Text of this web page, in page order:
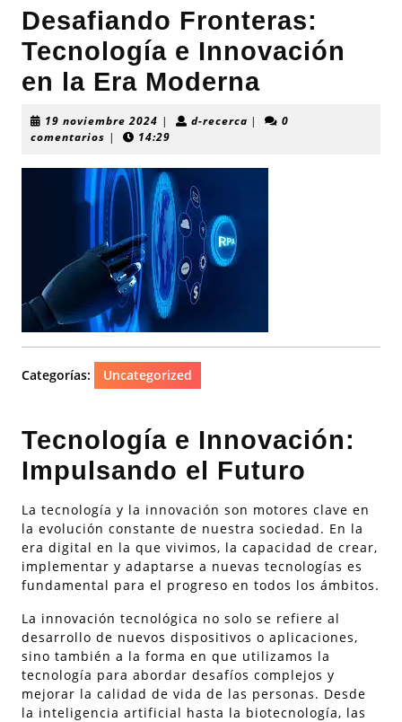
Desafiando Fronteras:
Tecnología e Innovación
en la Era Moderna
19 noviembre 2024 19
noviembre
| d-recercad-|
0
comentarios | 14:29
Categorías: Uncategorized
Tecnología e Innovación:
Impulsando el Futuro
La tecnología y la innovación son motores clave en
la evolución constante de nuestra sociedad. En la
era digital en la que vivimos, la capacidad de crear,
implementar y adaptarse a nuevas tecnologías es
fundamental para el progreso en todos los ámbitos.
La innovación tecnológica no solo se refiere al
desarrollo de nuevos dispositivos o aplicaciones,
sino también a la forma en que utilizamos la
tecnología para abordar desafíos complejos y
mejorar la calidad de vida de las personas. Desde
la inteligencia artificial hasta la biotecnología, las